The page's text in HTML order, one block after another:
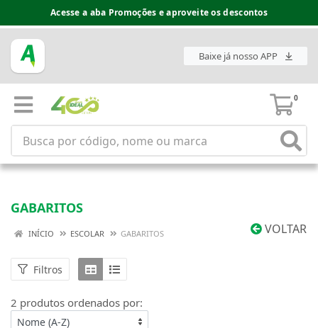
Acesse a aba Promoções e aproveite os descontos
Baixe já nosso APP
0
GABARITOS
VOLTAR
INÍCIO ESCOLAR GABARITOS
Filtros
2 produtos ordenados por: